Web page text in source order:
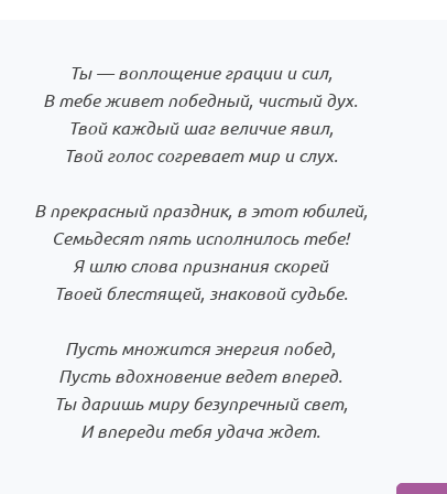
Ты — воплощение грации и сил,
В тебе живет победный, чистый дух.
Твой каждый шаг величие явил,
Твой голос согревает мир и слух.
В прекрасный праздник, в этот юбилей,
Семьдесят пять исполнилось тебе!
Я шлю слова признания скорей
Твоей блестящей, знаковой судьбе.
Пусть множится энергия побед,
Пусть вдохновение ведет вперед.
Ты даришь миру безупречный свет,
И впереди тебя удача ждет.